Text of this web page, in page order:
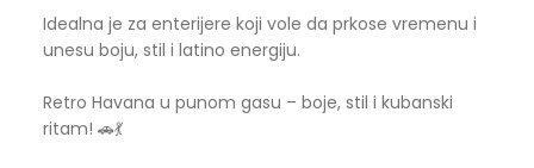
Idealna je za enterijere koji vole da prkose vremenu i
unesu boju, stil i latino energiju.
Retro Havana u punom gasu – boje, stil i kubanski
ritam! 🚗💃